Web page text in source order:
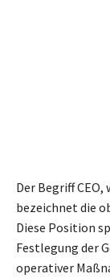
Der Begriff
bezeichnet die
Diese Position
Festlegung der
operativer